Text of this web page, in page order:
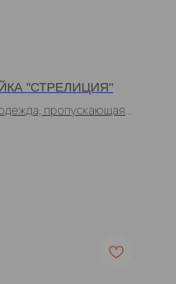
"СТРЕЛИЦИЯ"
пропускающая